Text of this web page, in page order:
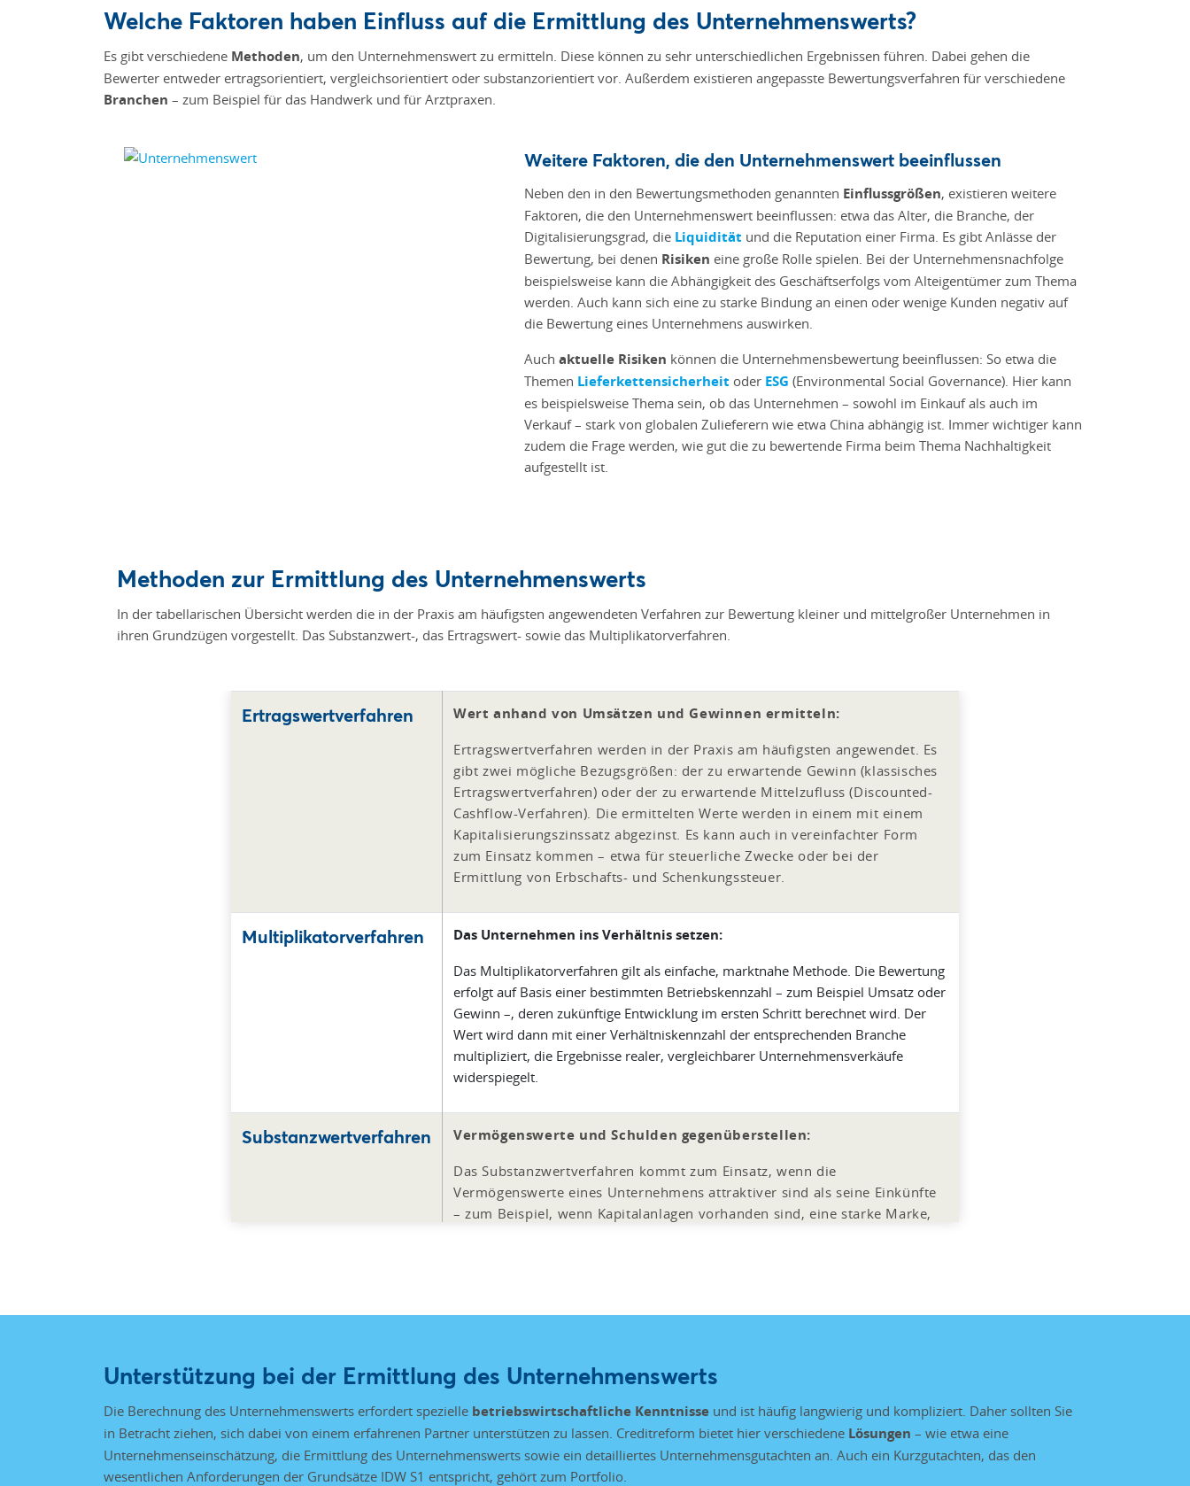
Welche Faktoren haben Einfluss auf die Ermittlung des Unternehmenswerts?
Es gibt verschiedene Methoden, um den Unternehmenswert zu ermitteln. Diese können zu sehr unterschiedlichen Ergebnissen führen. Dabei gehen die
Bewerter entweder ertragsorientiert, vergleichsorientiert oder substanzorientiert vor. Außerdem existieren angepasste Bewertungsverfahren für verschiedene
Branchen – zum Beispiel für das Handwerk und für Arztpraxen.
Weitere Faktoren, die den Unternehmenswert beeinflussen
Neben den in den Bewertungsmethoden genannten Einflussgrößen, existieren weitere
Faktoren, die den Unternehmenswert beeinflussen: etwa das Alter, die Branche, der
Digitalisierungsgrad, die Liquidität und die Reputation einer Firma. Es gibt Anlässe der
Bewertung, bei denen Risiken eine große Rolle spielen. Bei der Unternehmensnachfolge
beispielsweise kann die Abhängigkeit des Geschäftserfolgs vom Alteigentümer zum Thema
werden. Auch kann sich eine zu starke Bindung an einen oder wenige Kunden negativ auf
die Bewertung eines Unternehmens auswirken.
Auch aktuelle Risiken können die Unternehmensbewertung beeinflussen: So etwa die
Themen Lieferkettensicherheit oder ESG (Environmental Social Governance). Hier kann
es beispielsweise Thema sein, ob das Unternehmen – sowohl im Einkauf als auch im
Verkauf – stark von globalen Zulieferern wie etwa China abhängig ist. Immer wichtiger kann
zudem die Frage werden, wie gut die zu bewertende Firma beim Thema Nachhaltigkeit
aufgestellt ist.
Methoden zur Ermittlung des Unternehmenswerts
In der tabellarischen Übersicht werden die in der Praxis am häufigsten angewendeten Verfahren zur Bewertung kleiner und mittelgroßer Unternehmen in
ihren Grundzügen vorgestellt. Das Substanzwert-, das Ertragswert- sowie das Multiplikatorverfahren.
Ertragswertverfahren Wert anhand von Umsätzen und Gewinnen ermitteln:
Ertragswertverfahren werden in der Praxis am häufigsten angewendet. Es
gibt zwei mögliche Bezugsgrößen: der zu erwartende Gewinn (klassisches
Ertragswertverfahren) oder der zu erwartende Mittelzufluss (Discounted-
Cashflow-Verfahren). Die ermittelten Werte werden in einem mit einem
Kapitalisierungszinssatz abgezinst. Es kann auch in vereinfachter Form
zum Einsatz kommen – etwa für steuerliche Zwecke oder bei der
Ermittlung von Erbschafts- und Schenkungssteuer.
Multiplikatorverfahren Das Unternehmen ins Verhältnis setzen:
Das Multiplikatorverfahren gilt als einfache, marktnahe Methode. Die Bewertung
erfolgt auf Basis einer bestimmten Betriebskennzahl – zum Beispiel Umsatz oder
Gewinn –, deren zukünftige Entwicklung im ersten Schritt berechnet wird. Der
Wert wird dann mit einer Verhältniskennzahl der entsprechenden Branche
multipliziert, die Ergebnisse realer, vergleichbarer Unternehmensverkäufe
widerspiegelt.
Substanzwertverfahren Vermögenswerte und Schulden gegenüberstellen:
Das Substanzwertverfahren kommt zum Einsatz, wenn die
Vermögenswerte eines Unternehmens attraktiver sind als seine Einkünfte
– zum Beispiel, wenn Kapitalanlagen vorhanden sind, eine starke Marke,
Unterstützung bei der Ermittlung des Unternehmenswerts
Die Berechnung des Unternehmenswerts erfordert spezielle betriebswirtschaftliche Kenntnisse und ist häufig langwierig und kompliziert. Daher sollten Sie
in Betracht ziehen, sich dabei von einem erfahrenen Partner unterstützen zu lassen. Creditreform bietet hier verschiedene Lösungen – wie etwa eine
Unternehmenseinschätzung, die Ermittlung des Unternehmenswerts sowie ein detailliertes Unternehmensgutachten an. Auch ein Kurzgutachten, das den
wesentlichen Anforderungen der Grundsätze IDW S1 entspricht, gehört zum Portfolio.